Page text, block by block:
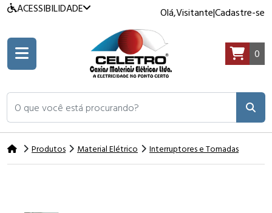
ACESSIBILIDADE Olá,Visitante|Cadastre-se
O que você está procurando?
0
Produtos Material Elétrico Interruptores e Tomadas